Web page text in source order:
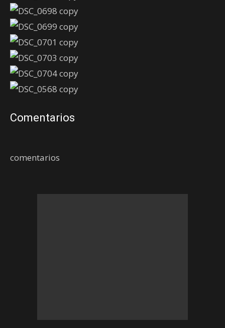
Comentarios
comentarios